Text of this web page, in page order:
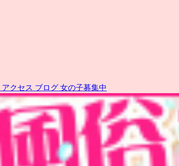
アクセス ブログ 女の子募集中